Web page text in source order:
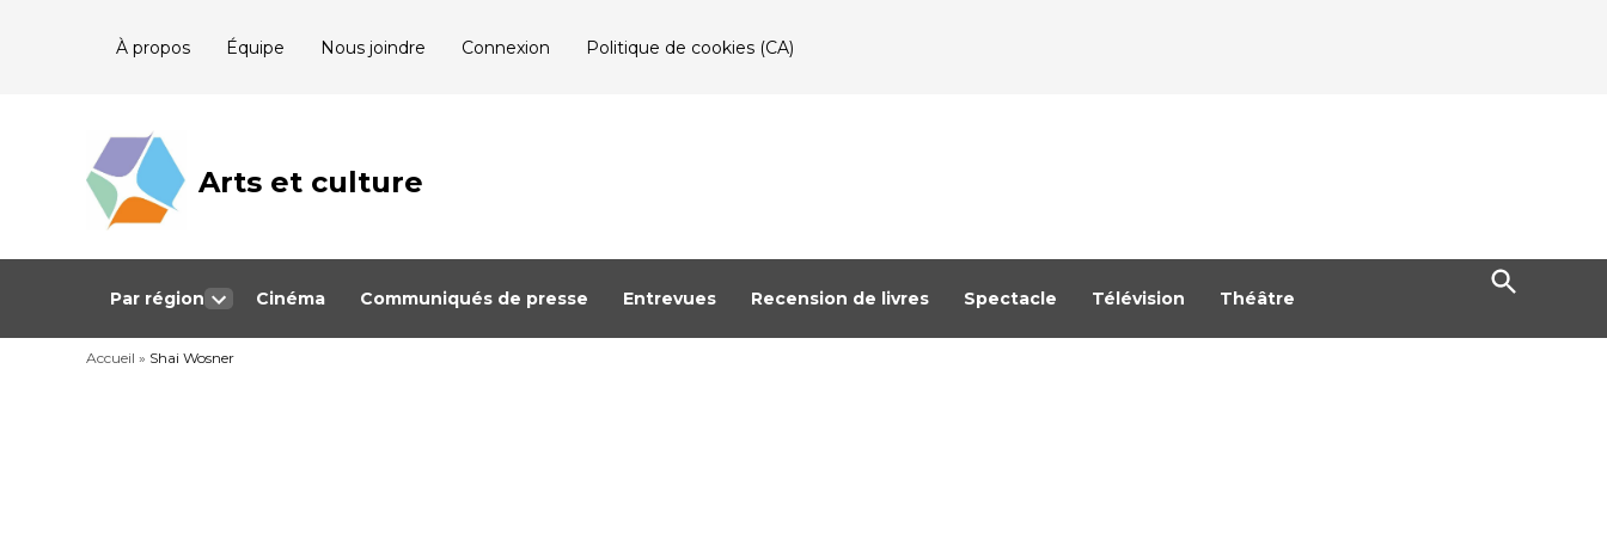
À propos Équipe Nous joindre Connexion Politique de cookies (CA)
Arts et culture
Journalisme
Québec
Par région
dropdown
menu
Cinéma Communiqués de presse Entrevues Recension de livres Spectacle Télévision Théâtre
Open
Search
Accueil » Shai Wosner